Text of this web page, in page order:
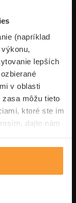
(napríklad
lepších
v oblasti
môžu tieto
ktoré ste im
dajte nám